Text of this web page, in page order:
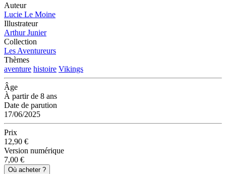
Auteur
Lucie Le Moine
Illustrateur
Arthur Junier
Collection
Les Aventureurs
Thèmes
aventure histoire Vikings
Âge
À partir de 8 ans
Date de parution
17/06/2025
Prix
12,90 €
Version numérique
7,00 €
Où acheter ?